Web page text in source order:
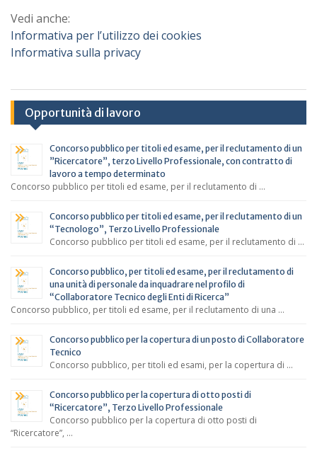
Vedi anche:
Informativa per l’utilizzo dei cookies
Informativa sulla privacy
Opportunità di lavoro
Concorso pubblico per titoli ed esame, per il reclutamento di un
”Ricercatore”, terzo Livello Professionale, con contratto di
lavoro a tempo determinato
Concorso pubblico per titoli ed esame, per il reclutamento di …
Concorso pubblico per titoli ed esame, per il reclutamento di un
“Tecnologo”, Terzo Livello Professionale
Concorso pubblico per titoli ed esame, per il reclutamento di …
Concorso pubblico, per titoli ed esame, per il reclutamento di
una unità di personale da inquadrare nel profilo di
“Collaboratore Tecnico degli Enti di Ricerca”
Concorso pubblico, per titoli ed esame, per il reclutamento di una …
Concorso pubblico per la copertura di un posto di Collaboratore
Tecnico
Concorso pubblico, per titoli ed esami, per la copertura di …
Concorso pubblico per la copertura di otto posti di
“Ricercatore”, Terzo Livello Professionale
Concorso pubblico per la copertura di otto posti di
“Ricercatore”, …